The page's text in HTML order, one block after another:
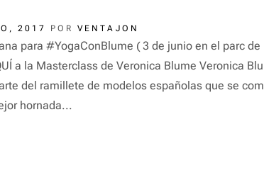
2017 POR VENTAJON
para #YogaConBlume ( 3 de junio en el parc de
a la Masterclass de Veronica Blume Veronica
del ramillete de modelos españolas que se
hornada...